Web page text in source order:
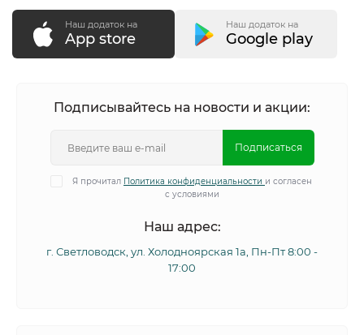
Наш додаток на
App store
Наш додаток на
Google play
Подписывайтесь на новости и акции:
Подписаться
Я прочитал Политика конфиденциальности и согласен
с условиями
Наш адрес:
г. Светловодск, ул. Холодноярская 1а, Пн-Пт 8:00 -
17:00